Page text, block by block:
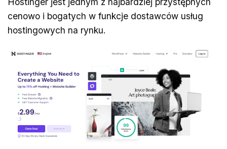
cenowo i bogatych w funkcje dostawców usług
hostingowych na rynku.